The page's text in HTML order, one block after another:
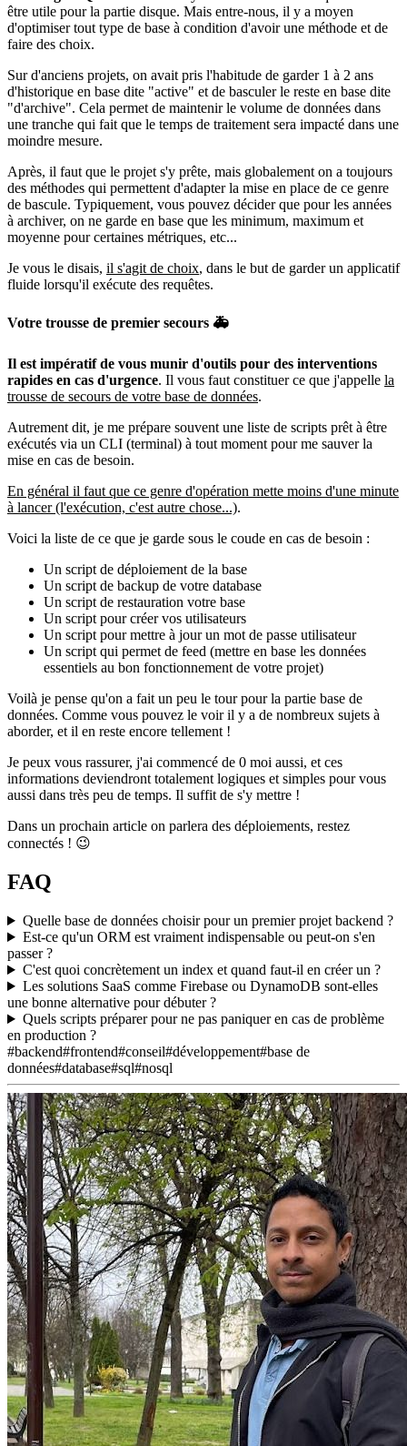
être utile pour la partie disque. Mais entre-nous, il y a moyen
d'optimiser tout type de base à condition d'avoir une méthode et de
faire des choix.
Sur d'anciens projets, on avait pris l'habitude de garder 1 à 2 ans
d'historique en base dite "active" et de basculer le reste en base dite
"d'archive". Cela permet de maintenir le volume de données dans
une tranche qui fait que le temps de traitement sera impacté dans une
moindre mesure.
Après, il faut que le projet s'y prête, mais globalement on a toujours
des méthodes qui permettent d'adapter la mise en place de ce genre
de bascule. Typiquement, vous pouvez décider que pour les années
à archiver, on ne garde en base que les minimum, maximum et
moyenne pour certaines métriques, etc...
Je vous le disais, il s'agit de choix, dans le but de garder un applicatif
fluide lorsqu'il exécute des requêtes.
Votre trousse de premier secours 🚑
Il est impératif de vous munir d'outils pour des interventions
rapides en cas d'urgence. Il vous faut constituer ce que j'appelle la
trousse de secours de votre base de données.
Autrement dit, je me prépare souvent une liste de scripts prêt à être
exécutés via un CLI (terminal) à tout moment pour me sauver la
mise en cas de besoin.
En général il faut que ce genre d'opération mette moins d'une minute
à lancer (l'exécution, c'est autre chose...).
Voici la liste de ce que je garde sous le coude en cas de besoin :
Un script de déploiement de la base
Un script de backup de votre database
Un script de restauration votre base
Un script pour créer vos utilisateurs
Un script pour mettre à jour un mot de passe utilisateur
Un script qui permet de feed (mettre en base les données
essentiels au bon fonctionnement de votre projet)
Voilà je pense qu'on a fait un peu le tour pour la partie base de
données. Comme vous pouvez le voir il y a de nombreux sujets à
aborder, et il en reste encore tellement !
Je peux vous rassurer, j'ai commencé de 0 moi aussi, et ces
informations deviendront totalement logiques et simples pour vous
aussi dans très peu de temps. Il suffit de s'y mettre !
Dans un prochain article on parlera des déploiements, restez
connectés ! 😉
FAQ
Quelle base de données choisir pour un premier projet backend ?
Est-ce qu'un ORM est vraiment indispensable ou peut-on s'en
passer ?
C'est quoi concrètement un index et quand faut-il en créer un ?
Les solutions SaaS comme Firebase ou DynamoDB sont-elles
une bonne alternative pour débuter ?
Quels scripts préparer pour ne pas paniquer en cas de problème
en production ?
#backend#frontend#conseil#développement#base de
données#database#sql#nosql